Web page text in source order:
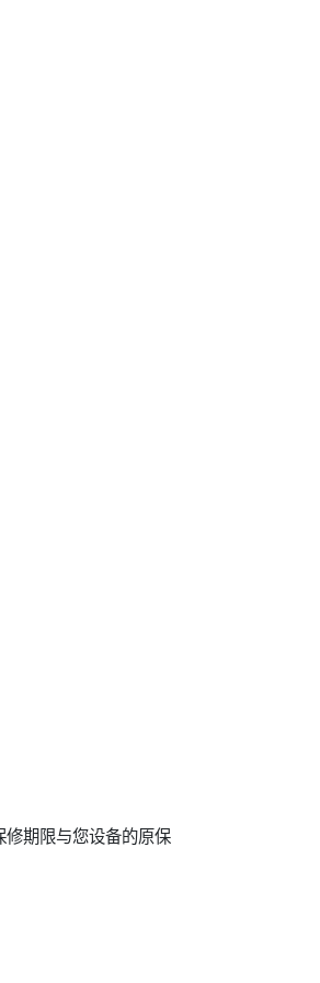
期限与您设备的原保